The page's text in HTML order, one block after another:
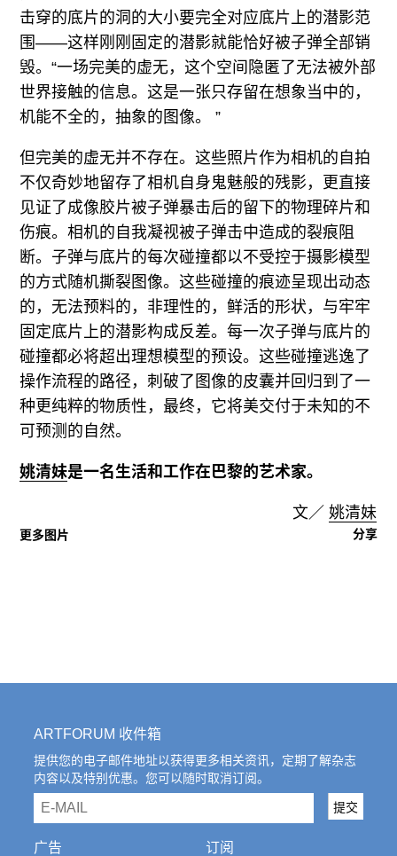
击穿的底片的洞的大小要完全对应底片上的潜影范
围——这样刚刚固定的潜影就能恰好被子弹全部销
毁。“一场完美的虚无，这个空间隐匿了无法被外部
世界接触的信息。这是一张只存留在想象当中的，
机能不全的，抽象的图像。 ”
但完美的虚无并不存在。这些照片作为相机的自拍
不仅奇妙地留存了相机自身鬼魅般的残影，更直接
见证了成像胶片被子弹暴击后的留下的物理碎片和
伤痕。相机的自我凝视被子弹击中造成的裂痕阻
断。子弹与底片的每次碰撞都以不受控于摄影模型
的方式随机撕裂图像。这些碰撞的痕迹呈现出动态
的，无法预料的，非理性的，鲜活的形状，与牢牢
固定底片上的潜影构成反差。每一次子弹与底片的
碰撞都必将超出理想模型的预设。这些碰撞逃逸了
操作流程的路径，刺破了图像的皮囊并回归到了一
种更纯粹的物质性，最终，它将美交付于未知的不
可预测的自然。
姚清妹是一名生活和工作在巴黎的艺术家。
文／ 姚清妹
更多图片 分享
ARTFORUM 收件箱
提供您的电子邮件地址以获得更多相关资讯，定期了解杂志
内容以及特别优惠。您可以随时取消订阅。
email 提交
广告 订阅